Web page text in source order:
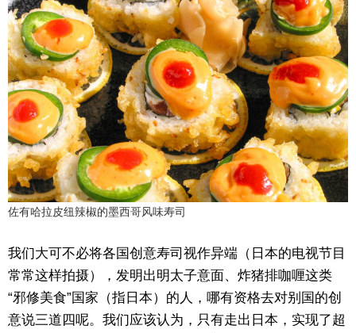
佐有哈拉皮纽辣椒的墨西哥风味寿司
我们大可不必将各国创意寿司视作异端（日本的电视节目
常常这样拍摄），发明出明太子意面、炸猪排咖喱这类
“邪修美食”国家（指日本）的人，哪有资格去对别国的创
意说三道四呢。我们应该认为，只有走出日本，实现了超